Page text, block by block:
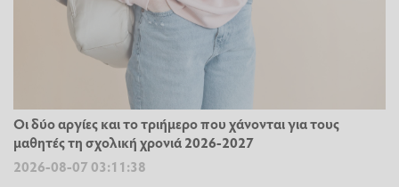
Οι δύο αργίες και το τριήμερο που χάνονται για τους
μαθητές τη σχολική χρονιά 2026-2027
2026-08-07 03:11:38